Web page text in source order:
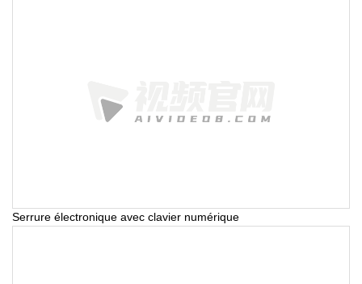
Serrure électronique avec clavier numérique